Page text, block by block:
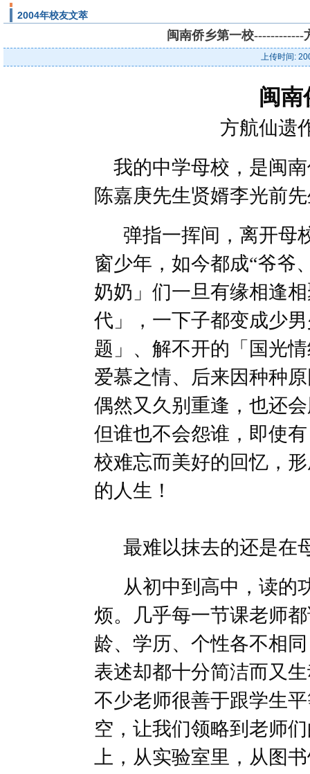
2004年校友文萃
闽南侨乡第一校
上传时间:
闽南
方航仙遗
我的中学母校，是闽
陈嘉庚先生贤婿李光前
弹指一挥间，离开母
窗少年，如今都成“爷爷
奶奶」们一旦有缘相逢
代」，一下子都变成少
题」、解不开的「国光
爱慕之情、后来因种种
偶然又久别重逢，也还
但谁也不会怨谁，即使
校难忘而美好的回忆，
的人生！
最难以抹去的还是在
从初中到高中，读的
烦。几乎每一节课老师
龄、学历、个性各不相
表述却都十分简洁而又
不少老师很善于跟学生
空，让我们领略到老师
上，从实验室里，从图